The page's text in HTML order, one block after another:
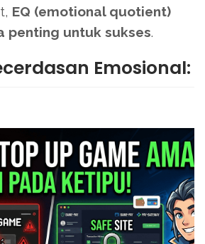
EQ (emotional quotient)
penting untuk sukses.
Emosional: